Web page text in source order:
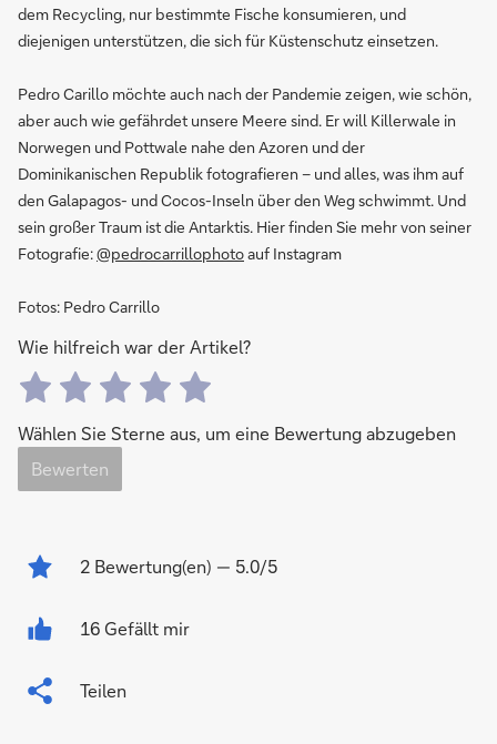
dem Recycling, nur bestimmte Fische konsumieren, und
diejenigen unterstützen, die sich für Küstenschutz einsetzen.
Pedro Carillo möchte auch nach der Pandemie zeigen, wie schön,
aber auch wie gefährdet unsere Meere sind. Er will Killerwale in
Norwegen und Pottwale nahe den Azoren und der
Dominikanischen Republik fotografieren – und alles, was ihm auf
den Galapagos- und Cocos-Inseln über den Weg schwimmt. Und
sein großer Traum ist die Antarktis. Hier finden Sie mehr von seiner
Fotografie:@pedrocarrillophotoauf Instagram
Fotos: Pedro Carrillo
Wie hilfreich war der Artikel?
Wählen Sie Sterne aus, um eine Bewertung abzugeben
Bewerten
2 Bewertung(en) — 5.0/5
16 Gefällt mir
Teilen